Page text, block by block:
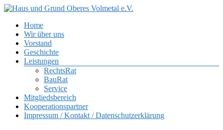
Zum
springen
Haus
und
Grund
Oberes
Volmetal
Menü
Home
Wir über uns
Vorstand
Geschichte
Leistungen
RechtsRat
BauRat
Service
Mitgliedsbereich
Kooperationspartner
Impressum / Kontakt / Datenschutzerklärung